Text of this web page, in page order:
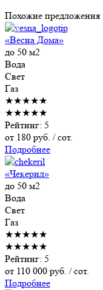
Похожие предложения
«Весна Дома»
до 50 м2
Вода
Свет
Газ
★★★★★
★★★★★
Рейтинг: 5
от 180 руб. / сот.
Подробнее
«Чекерил»
до 50 м2
Вода
Свет
Газ
★★★★★
★★★★★
Рейтинг: 5
от 110 000 руб. / сот.
Подробнее